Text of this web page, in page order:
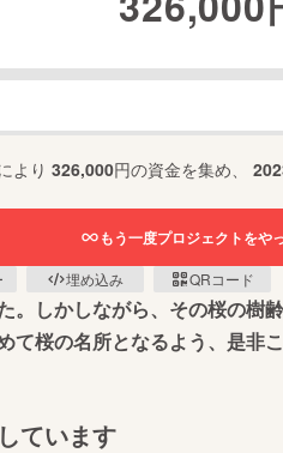
より 326,000円の資金を集め、
もう一度プロジェクトをや
埋め込み QRコード
しかしながら、その桜の
桜の名所となるよう、是非
ています